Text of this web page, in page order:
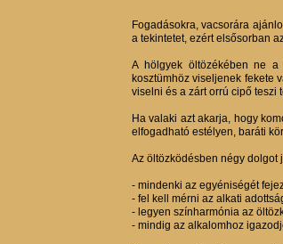
Fogadásokra, vacsorára
a tekintetet, ezért elsősorban
A hölgyek öltözékében ne
kosztümhöz viseljenek fekete
viselni és a zárt orrú cipő teszi
Ha valaki azt akarja, hogy
elfogadható estélyen, baráti
Az öltözködésben négy dolgot
- mindenki az egyéniségét
- fel kell mérni az alkati
- legyen színharmónia az
- mindig az alkalomhoz